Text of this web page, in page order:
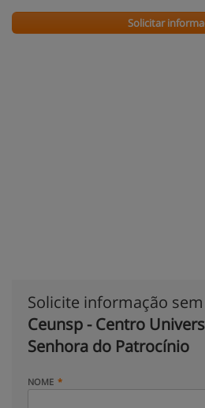
Solicitar
Solicite informação
Ceunsp - Centro
Senhora do Patrocínio
NOME